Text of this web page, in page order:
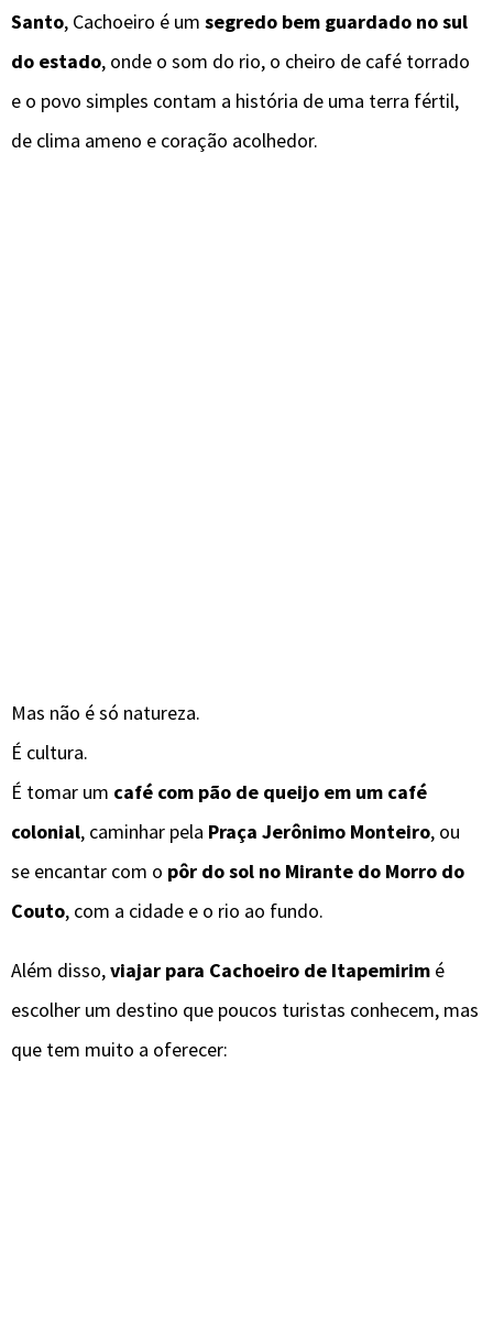
Santo, Cachoeiro é um segredo bem guardado no sul
do estado, onde o som do rio, o cheiro de café torrado
e o povo simples contam a história de uma terra fértil,
de clima ameno e coração acolhedor.
Mas não é só natureza.
É cultura.
É tomar um café com pão de queijo em um café
colonial, caminhar pela Praça Jerônimo Monteiro, ou
se encantar com o pôr do sol no Mirante do Morro do
Couto, com a cidade e o rio ao fundo.
Além disso,viajar para Cachoeiro de Itapemirim é
escolher um destino que poucos turistas conhecem, mas
que tem muito a oferecer: